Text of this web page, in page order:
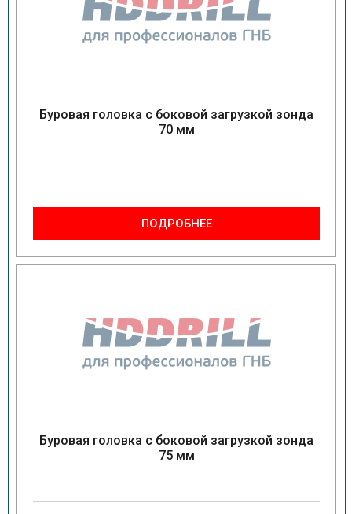
Буровая головка с боковой загрузкой зонда
70 мм
ПОДРОБНЕЕ
Буровая головка с боковой загрузкой зонда
75 мм